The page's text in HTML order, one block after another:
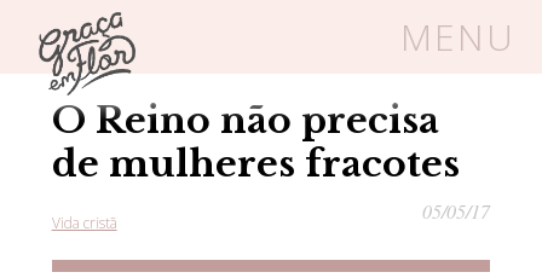
MENU
Um espaço seguro onde mulheres
cristãs podem florescer em Cristo
Livros Carrinho Login
Home/Blog
O Reino não precisa
de mulheres fracotes
Vida cristã 05/05/17